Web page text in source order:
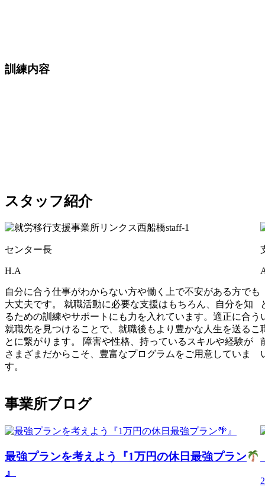
訓練内容
スタッフ紹介
センター長
H.A
自分に合う仕事がわからない方や働く上で不安がある方でも
大丈夫です。 就職活動に必要な支援はもちろん、自分を知
るための訓練やサポートにも力を入れています。適正に合う
就職先を見つけることで、就職後もより豊かな人生を送るこ
とに繋がります。 障害や性格、持っているスキルや経験が
さまざまだからこそ、豊富なプログラムをご用意していま
す。
事業所ブログ
最強プランを考えよう『1万円の休日最強プラン
』